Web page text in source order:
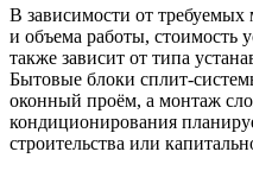
В зависимости от требуемых
и объема работы, стоимость
также зависит от типа
Бытовые блоки сплит-
оконный проём, а монтаж
кондиционирования
строительства или